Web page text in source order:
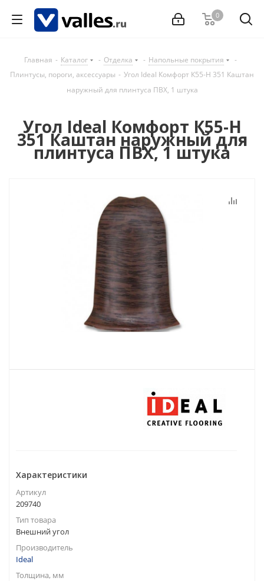
0
Главная - Каталог - Отделка - Напольные покрытия
-
Плинтусы, пороги, аксессуары - Угол Ideal Комфорт К55-Н 351 Каштан
наружный для плинтуса ПВХ, 1 штука
Угол Ideal Комфорт К55-Н
351 Каштан наружный для
плинтуса ПВХ, 1 штука
Характеристики
Артикул
209740
Тип товара
Внешний угол
Производитель
Ideal
Толщина, мм